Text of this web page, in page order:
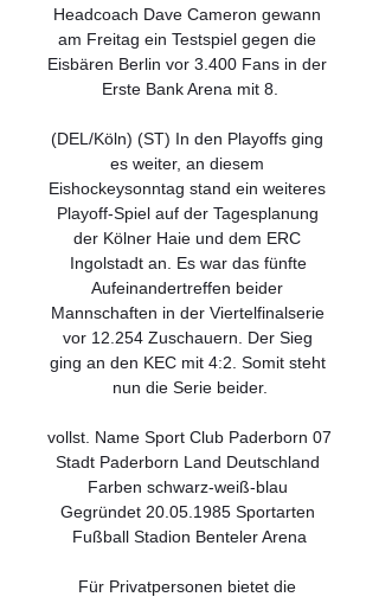
Headcoach Dave Cameron gewann
am Freitag ein Testspiel gegen die
Eisbären Berlin vor 3.400 Fans in der
Erste Bank Arena mit 8.
(DEL/Köln) (ST) In den Playoffs ging
es weiter, an diesem
Eishockeysonntag stand ein weiteres
Playoff-Spiel auf der Tagesplanung
der Kölner Haie und dem ERC
Ingolstadt an. Es war das fünfte
Aufeinandertreffen beider
Mannschaften in der Viertelfinalserie
vor 12.254 Zuschauern. Der Sieg
ging an den KEC mit 4:2. Somit steht
nun die Serie beider.
vollst. Name Sport Club Paderborn 07
Stadt Paderborn Land Deutschland
Farben schwarz-weiß-blau
Gegründet 20.05.1985 Sportarten
Fußball Stadion Benteler Arena
Für Privatpersonen bietet die